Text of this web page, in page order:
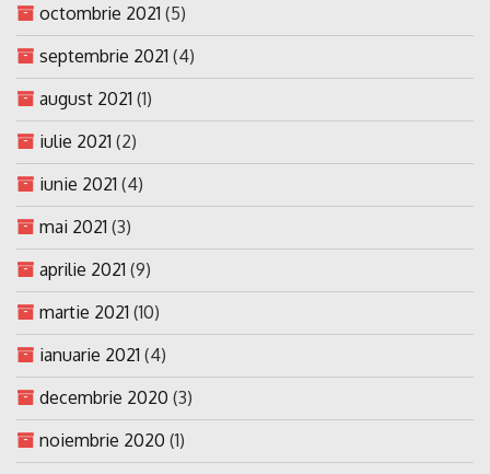
octombrie 2021 (5)
septembrie 2021 (4)
august 2021 (1)
iulie 2021 (2)
iunie 2021 (4)
mai 2021 (3)
aprilie 2021 (9)
martie 2021 (10)
ianuarie 2021 (4)
decembrie 2020 (3)
noiembrie 2020 (1)